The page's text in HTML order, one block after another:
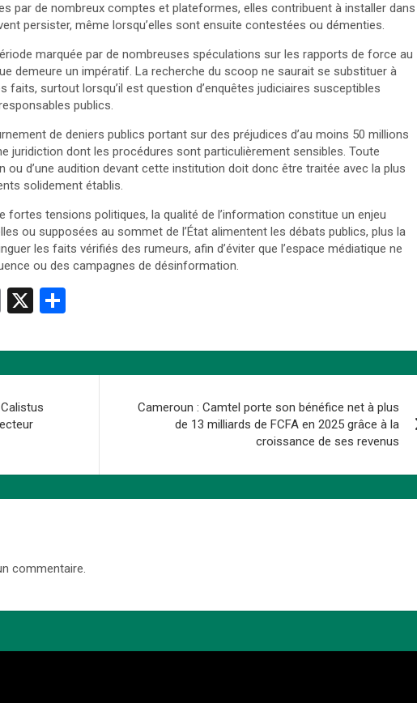
par de nombreux comptes et plateformes, elles contribuent à installer dans
persister, même lorsqu’elles sont ensuite contestées ou démenties.
marquée par de nombreuses spéculations sur les rapports de force au
demeure un impératif. La recherche du scoop ne saurait se substituer à
faits, surtout lorsqu’il est question d’enquêtes judiciaires susceptibles
publics.
de deniers publics portant sur des préjudices d’au moins 50 millions
juridiction dont les procédures sont particulièrement sensibles. Toute
d’une audition devant cette institution doit donc être traitée avec la plus
solidement établis.
fortes tensions politiques, la qualité de l’information constitue un enjeu
ou supposées au sommet de l’État alimentent les débats publics, plus la
les faits vérifiés des rumeurs, afin d’éviter que l’espace médiatique ne
ou des campagnes de désinformation.
C
py
Li
n
k
X
ta
g
Cameroun : Camtel porte son bénéfice net à plus
de 13 milliards de FCFA en 2025 grâce à la
croissance de ses revenus
commentaire.